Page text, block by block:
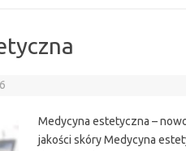
Medycyna estetyczna –
jakości skóry Medycyna